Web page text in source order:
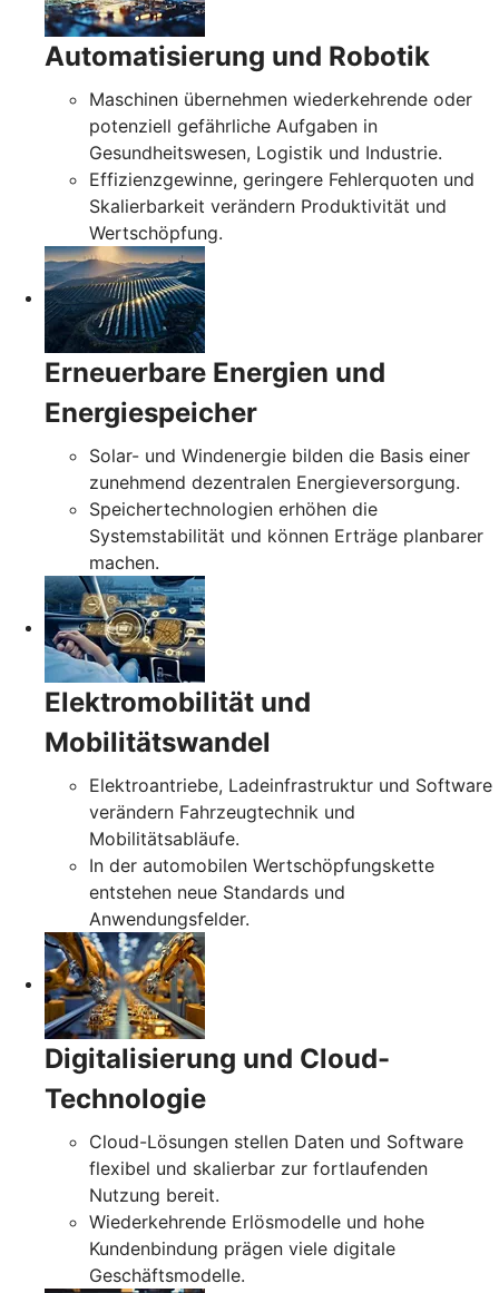
Automatisierung und Robotik
Maschinen übernehmen wiederkehrende oder
potenziell gefährliche Aufgaben in
Gesundheitswesen, Logistik und Industrie.
Effizienzgewinne, geringere Fehlerquoten und
Skalierbarkeit verändern Produktivität und
Wertschöpfung.
Erneuerbare Energien und
Energiespeicher
Solar- und Windenergie bilden die Basis einer
zunehmend dezentralen Energieversorgung.
Speichertechnologien erhöhen die
Systemstabilität und können Erträge planbarer
machen.
Elektromobilität und
Mobilitätswandel
Elektroantriebe, Ladeinfrastruktur und Software
verändern Fahrzeugtechnik und
Mobilitätsabläufe.
In der automobilen Wertschöpfungskette
entstehen neue Standards und
Anwendungsfelder.
Digitalisierung und Cloud-
Technologie
Cloud-Lösungen stellen Daten und Software
flexibel und skalierbar zur fortlaufenden
Nutzung bereit.
Wiederkehrende Erlösmodelle und hohe
Kundenbindung prägen viele digitale
Geschäftsmodelle.